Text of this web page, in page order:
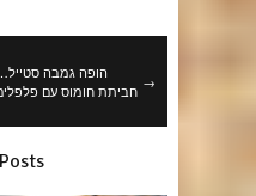
הופה גמבה סטייל…
חביתת חומוס עם →